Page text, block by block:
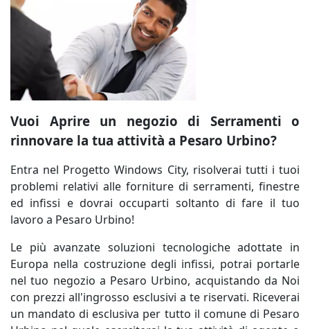
Vuoi Aprire un negozio di Serramenti o
rinnovare la tua attività a Pesaro Urbino?
Entra nel Progetto Windows City, risolverai tutti i tuoi
problemi relativi alle forniture di serramenti, finestre
ed infissi e dovrai occuparti soltanto di fare il tuo
lavoro a Pesaro Urbino!
Le più avanzate soluzioni tecnologiche adottate in
Europa nella costruzione degli infissi, potrai portarle
nel tuo negozio a Pesaro Urbino, acquistando da Noi
con prezzi all'ingrosso esclusivi a te riservati. Riceverai
un mandato di esclusiva per tutto il comune di Pesaro